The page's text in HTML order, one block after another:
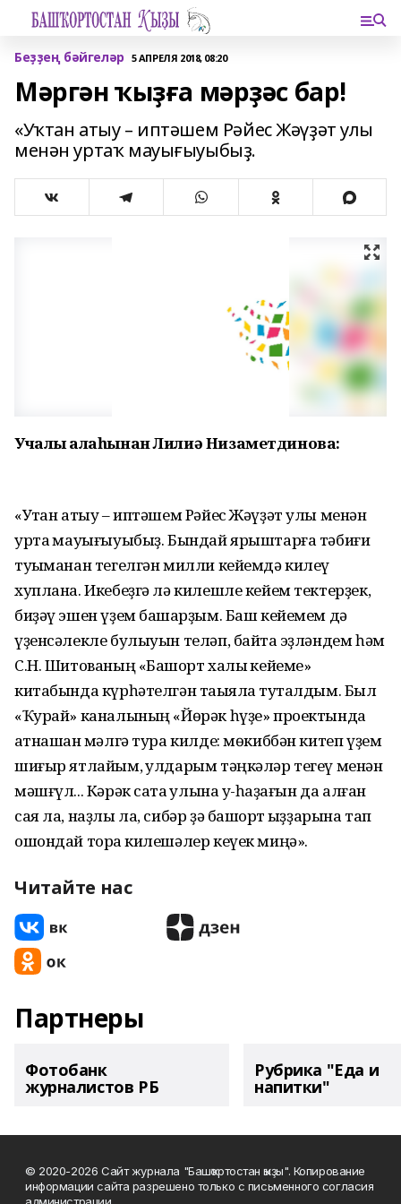
Беҙҙең бәйгеләр 5 АПРЕЛЯ 2018, 08:20
Мәргән ҡыҙға мәрҙәс бар!
«Уҡтан атыу – иптәшем Рәйес Жәүҙәт улы
менән уртаҡ мауығыуыбыҙ.
Учалы ҡалаһынан Лилиә Низаметдинова:
«Уҡтан атыу – иптәшем Рәйес Жәүҙәт улы менән
уртаҡ мауығыуыбыҙ. Бындай ярыштарға тәбиғи
туҡыманан тегелгән милли кейемдә килеү
хуплана. Икебеҙгә лә килешле кейем тектерҙек,
биҙәү эшен үҙем башҡарҙым. Баш кейемем дә
үҙенсәлекле булыуын теләп, байтаҡ эҙләндем һәм
С.Н. Шито­ваның «Башҡорт халыҡ кейеме»
китабында күрһәтелгән таҡыяла туҡталдым. Был
«Ҡурай» каналының «Йөрәк һүҙе» проектында
ҡатнашҡан мәлгә тура килде: мөкиббән китеп үҙем
шиғыр ят­лайым, ҡулдарым тәңкәләр тегеү менән
мәшғүл... Кәрәк саҡта ҡулына уҡ-һаҙағын да алған
сая ла, наҙлы ла, сибәр ҙә башҡорт ҡыҙҙарына тап
ошондай торҡа килешәлер кеүек миңә».
Читайте нас
Партнеры
Фотобанк
журналистов РБ
Рубрика "Еда и
напитки"
© 2020-2026 Сайт журнала "Башҡортостан ҡыҙы". Копирование
информации сайта разрешено только с письменного согласия